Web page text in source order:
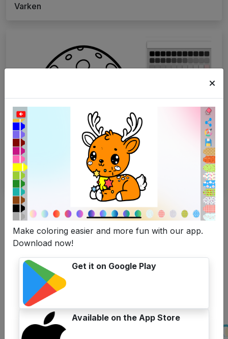
Varken
Paddestoel
Bekijk meer
Welkom op Kleurplatenwk.nl
afdrukken of downloaden, en delen we nuttige
kleurkennis voor kinderen van alle leeftijden.
Geniet van de voordelen als u
naar Kleurplatenwk.nl komt
Make coloring easier and more fun with our app.
Download now!
Get it on Google Play
Available on the App Store